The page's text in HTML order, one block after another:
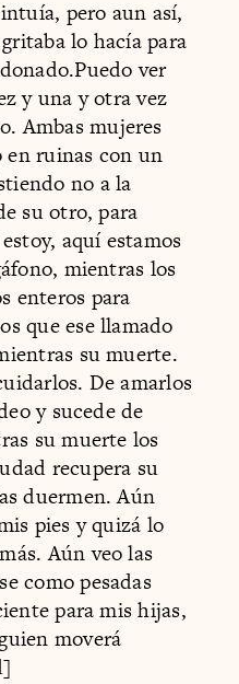
pero aun así,
lo hacía para
ver
y una y otra vez
Ambas mujeres
ruinas con un
no a la
su otro, para
aquí estamos
mientras los
enteros para
que ese llamado
su muerte.
De amarlos
y sucede de
su muerte los
recupera su
duermen. Aún
pies y quizá lo
Aún veo las
como pesadas
para mis hijas,
moverá